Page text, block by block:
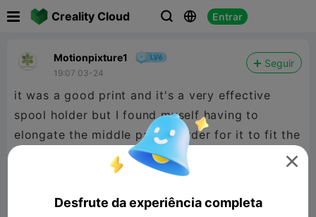
Creality Cloud   Entrar
Motionpixture1
19:07 03-24
Seguir
it was a good print and it's a very effective
spool holder but I found myself having to
elongate the middle part in order for it to fit the
way I wanted it to.. it was printed in a tricolor

Desfrute da experiência completa